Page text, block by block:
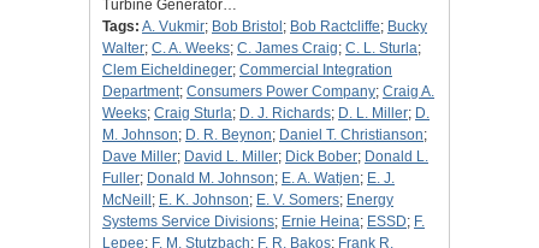
Turbine Generator…
Tags: A. Vukmir; Bob Bristol ; Bob Ractcliffe; Bucky
Walter; C. A. Weeks; C. James Craig; C. L. Sturla;
Clem Eicheldineger; Commercial Integration
Department; Consumers Power Company; Craig A.
Weeks; Craig Sturla; D. J. Richards; D. L. Miller; D.
M. Johnson; D. R. Beynon; Daniel T. Christianson;
Dave Miller; David L. Miller; Dick Bober; Donald L.
Fuller; Donald M. Johnson; E. A. Watjen; E. J.
McNeill ; E. K. Johnson; E. V. Somers; Energy
Systems Service Divisions; Ernie Heina; ESSD; F.
Lepee; F. M. Stutzbach; F. R. Bakos; Frank R.